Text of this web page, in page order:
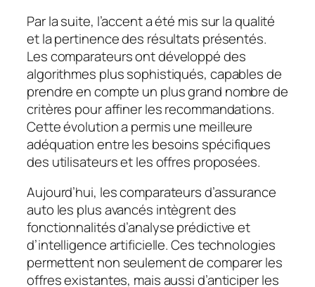
Par la suite, l’accent a été mis sur la qualité
et la pertinence des résultats présentés.
Les comparateurs ont développé des
algorithmes plus sophistiqués, capables de
prendre en compte un plus grand nombre de
critères pour affiner les recommandations.
Cette évolution a permis une meilleure
adéquation entre les besoins spécifiques
des utilisateurs et les offres proposées.
Aujourd’hui, les comparateurs d’assurance
auto les plus avancés intègrent des
fonctionnalités d’analyse prédictive et
d’intelligence artificielle. Ces technologies
permettent non seulement de comparer les
offres existantes, mais aussi d’anticiper les